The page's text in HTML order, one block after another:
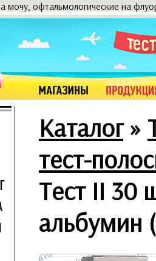
мочу, офтальмологические на
Каталог»
тест-
Тест II 30
альбумин